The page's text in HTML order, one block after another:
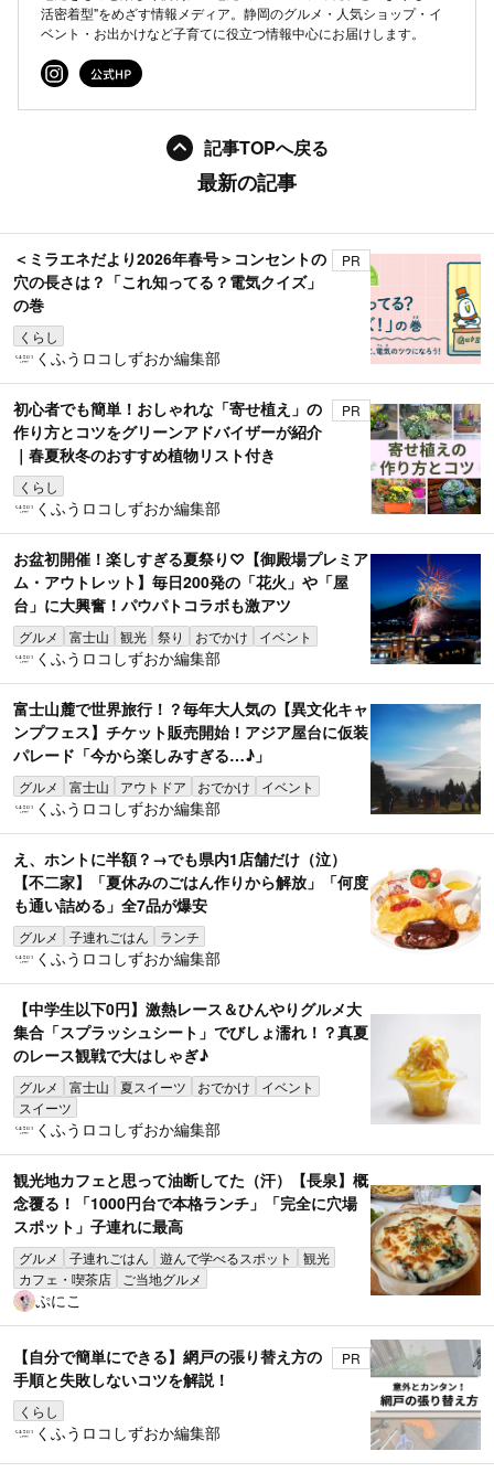
活密着型"をめざす情報メディア。静岡のグルメ・人気ショップ・イ
ベント・お出かけなど子育てに役立つ情報中心にお届けします。
記事TOPへ戻る
最新の記事
＜ミラエネだより2026年春号＞コンセントの
穴の長さは？「これ知ってる？電気クイズ」
の巻
くらし
PR
くふうロコしずおか編集部
初心者でも簡単！おしゃれな「寄せ植え」の
作り方とコツをグリーンアドバイザーが紹介
｜春夏秋冬のおすすめ植物リスト付き
くらし
PR
くふうロコしずおか編集部
お盆初開催！楽しすぎる夏祭り♡【御殿場プレミア
ム・アウトレット】毎日200発の「花火」や「屋
台」に大興奮！パウパトコラボも激アツ
グルメ 富士山 観光 祭り おでかけ イベント
くふうロコしずおか編集部
富士山麓で世界旅行！？毎年大人気の【異文化キャ
ンプフェス】チケット販売開始！アジア屋台に仮装
パレード「今から楽しみすぎる…♪」
グルメ 富士山 アウトドア おでかけ イベント
くふうロコしずおか編集部
え、ホントに半額？→でも県内1店舗だけ（泣）
【不二家】「夏休みのごはん作りから解放」「何度
も通い詰める」全7品が爆安
グルメ 子連れごはん ランチ
くふうロコしずおか編集部
【中学生以下0円】激熱レース＆ひんやりグルメ大
集合「スプラッシュシート」でびしょ濡れ！？真夏
のレース観戦で大はしゃぎ♪
グルメ 富士山 夏スイーツ おでかけ
イベント
スイーツ
くふうロコしずおか編集部
観光地カフェと思って油断してた（汗）【長泉】概
念覆る！「1000円台で本格ランチ」「完全に穴場
スポット」子連れに最高
グルメ 子連れごはん 遊んで学べるスポット
観光
カフェ・喫茶店
ご当地グルメ
ぷにこ
【自分で簡単にできる】網戸の張り替え方の
手順と失敗しないコツを解説！
くらし
PR
くふうロコしずおか編集部